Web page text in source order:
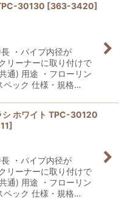
30130 [363-3420]
・パイプ内径が
リーナーに取り付けで
通) 用途 ・フローリン
ペック 仕様・規格…
シ ホワイト TPC-30120
]
・パイプ内径が
リーナーに取り付けで
通) 用途 ・フローリン
ペック 仕様・規格…